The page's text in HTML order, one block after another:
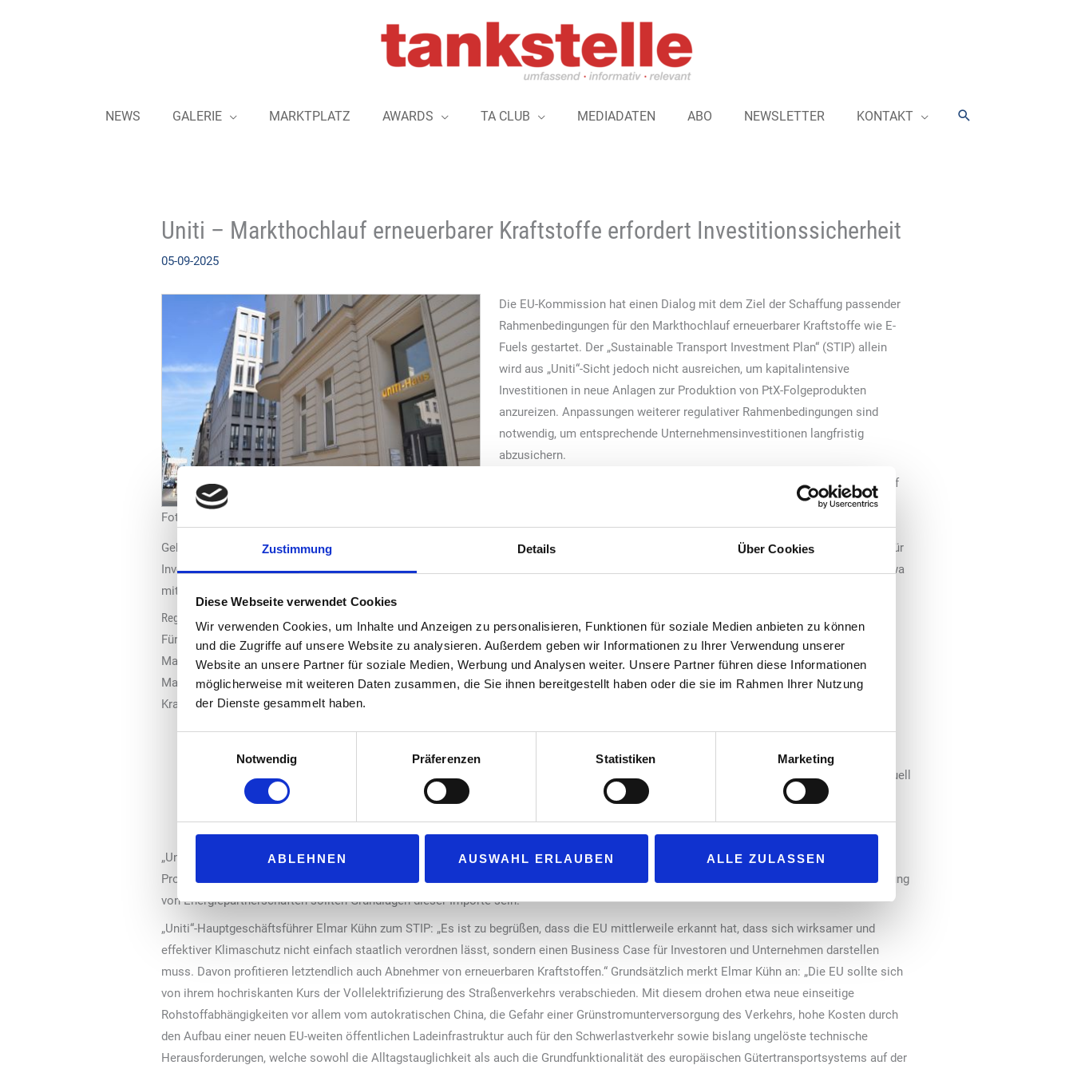
Zustimmung Details Über Cookies
Diese Webseite verwendet Cookies
Wir verwenden Cookies, um Inhalte und Anzeigen zu personalisieren, Funktionen für soziale Medien anbieten zu können
und die Zugriffe auf unsere Website zu analysieren. Außerdem geben wir Informationen zu Ihrer Verwendung unserer
Website an unsere Partner für soziale Medien, Werbung und Analysen weiter. Unsere Partner führen diese Informationen
möglicherweise mit weiteren Daten zusammen, die Sie ihnen bereitgestellt haben oder die sie im Rahmen Ihrer Nutzung
der Dienste gesammelt haben.
Notwendig
Präferenzen Statistiken Marketing
ABLEHNEN AUSWAHL ERLAUBEN ALLE ZULASSEN
NEWS GALERIE MARKTPLATZ AWARDS TA CLUB MEDIADATEN ABO NEWSLETTER KONTAKT Suchen
Uniti – Markthochlauf erneuerbarer Kraftstoffe erfordert Investitionssicherheit
05-09-2025
Foto: Uniti
Die EU-Kommission hat einen Dialog mit dem Ziel der Schaffung passender
Rahmenbedingungen für den Markthochlauf erneuerbarer Kraftstoffe wie E-
Fuels gestartet. Der „Sustainable Transport Investment Plan“ (STIP) allein
wird aus „Uniti“-Sicht jedoch nicht ausreichen, um kapitalintensive
Investitionen in neue Anlagen zur Produktion von PtX-Folgeprodukten
anzureizen. Anpassungen weiterer regulativer Rahmenbedingungen sind
notwendig, um entsprechende Unternehmensinvestitionen langfristig
abzusichern.
Bisher werden nur wenige Anlagen zur Herstellung von grünem Wasserstoff
oder Wasserstoffderivaten wie E-Fuels errichtet, obwohl die Politik
wiederholt in Strategien Ziele für ihre Verwendung im Energie-, Transport-,
Gebäude- und Industriesektor formuliert hat. Ein wesentlicher Grund dafür ist, dass das bestehende regulatorische und politische Umfeld für
Investoren zu risikobehaftet ist, um entsprechende Investitionen (CapEx-Ausgaben) zu tätigen. So sendet der europäische Gesetzgeber etwa
mit einem geplanten pauschalen Verbrennerverbot das Signal aus, dass der Kraftstoffmarkt zukünftig regulatorisch geschrumpft wird.
Regulative Rahmenbedingungen gefordert
Für einen Mengenhochlauf erneuerbarer Kraftstoffe bedarf es passender regulativer Rahmenbedingungen sowie wirksamer De-Risking-
Maßnahmen, die derzeit nur in ersten Ansätzen existieren, aber schnellstmöglich geschaffen werden müssen. Investoren in den
Markthochlauf von E-Fuels müssen die Sicherheit haben, dass eine langfristige und nachhaltig stabile Nachfrage nach erneuerbaren
Kraftstoffen besteht. Aus „Uniti“-Sicht ist dafür insbesondere erforderlich, dass:
in der Erneuerbare-Energien-Richtlinie (RED III) ambitionierte Quoten für erneuerbare Kraftstoffe im gesamten Verkehr bis 2030
verankert werden und ein Regulierungsrahmen auch über 2030 hinaus fortgeschrieben wird,
-Flottenregulierung den Einsatz erneuerbarer Kraftstoffe für sämtliche neue Kraftfahrzeuge ermöglicht. Stattdessen wird aktuell
sogar ein pauschales Verbrennerverbot vorangetrieben, das den Straßenverkehr als Kraftstoffmarkt ausschließt,
„Uniti“ plädiert zudem dafür, dass im STIP die Produktion von Kraftstoffen wie E-Fuels nicht auf die EU beschränkt wird, sondern globale
Produktionspotentiale an besonders geeigneten Gestehungsstandorten für Grünstrom einbezogen werden. Der Ausbau und die Intensivierung
von Energiepartnerschaften sollten Grundlagen dieser Importe sein.
„Uniti“-Hauptgeschäftsführer Elmar Kühn zum STIP: „Es ist zu begrüßen, dass die EU mittlerweile erkannt hat, dass sich wirksamer und
effektiver Klimaschutz nicht einfach staatlich verordnen lässt, sondern einen Business Case für Investoren und Unternehmen darstellen
muss. Davon profitieren letztendlich auch Abnehmer von erneuerbaren Kraftstoffen.“ Grundsätzlich merkt Elmar Kühn an: „Die EU sollte sich
von ihrem hochriskanten Kurs der Vollelektrifizierung des Straßenverkehrs verabschieden. Mit diesem drohen etwa neue einseitige
Rohstoffabhängigkeiten vor allem vom autokratischen China, die Gefahr einer Grünstromunterversorgung des Verkehrs, hohe Kosten durch
den Aufbau einer neuen EU-weiten öffentlichen Ladeinfrastruktur auch für den Schwerlastverkehr sowie bislang ungelöste technische
Herausforderungen, welche sowohl die Alltagstauglichkeit als auch die Grundfunktionalität des europäischen Gütertransportsystems auf der